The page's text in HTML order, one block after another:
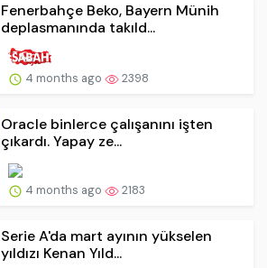
Fenerbahçe Beko, Bayern Münih
deplasmanında takıld...
4 months ago 2398
Oracle binlerce çalışanını işten
çıkardı. Yapay ze...
4 months ago 2183
Serie A'da mart ayının yükselen
yıldızı Kenan Yıld...